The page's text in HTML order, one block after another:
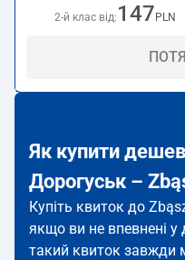
2-й клас від: 147 PLN
Як купити
Дорогуськ –
Купіть квиток до
якщо ви не впевнені у
такий квиток завжди